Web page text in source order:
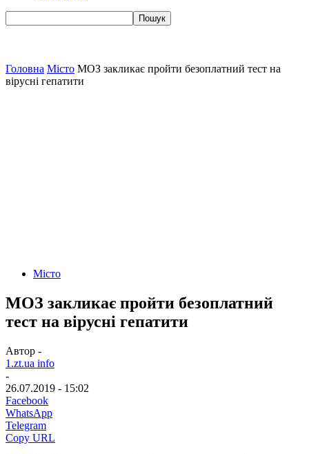
Головна Місто МОЗ закликає пройти безоплатний тест на
вірусні гепатити
Місто
МОЗ закликає пройти безоплатний
тест на вірусні гепатити
Автор -
1.zt.ua info
-
26.07.2019 - 15:02
Facebook
WhatsApp
Telegram
Copy URL